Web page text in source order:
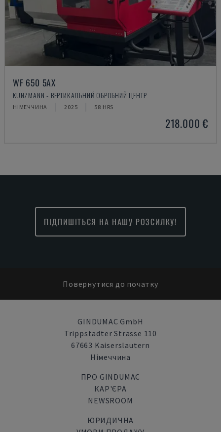
WF 650 5AX
KUNZMANN - ВЕРТИКАЛЬНИЙ ОБРОБНИЙ ЦЕНТР
НІМЕЧЧИНА 2025 58 HRS
218.000 €
ПІДПИШІТЬСЯ НА НАШУ РОЗСИЛКУ!
Повернутися до початку
GINDUMAC GmbH
Trippstadter Strasse 110
67663 Kaiserslautern
Німеччина
ПРО GINDUMAC
КАР'ЄРА
NEWSROOM
ЮРИДИЧНА